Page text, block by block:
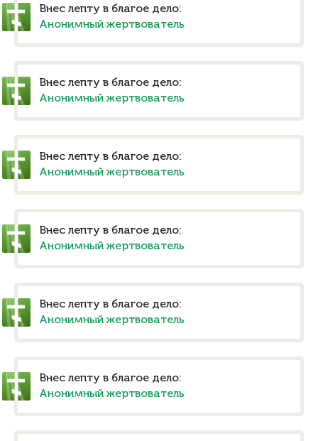
Внес лепту в благое дело:
Анонимный жертвователь
Внес лепту в благое дело:
Анонимный жертвователь
Внес лепту в благое дело:
Анонимный жертвователь
Внес лепту в благое дело:
Анонимный жертвователь
Внес лепту в благое дело:
Анонимный жертвователь
Внес лепту в благое дело:
Анонимный жертвователь